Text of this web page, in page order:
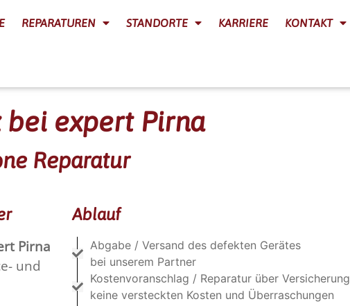
REPARATUREN STANDORTE KARRIERE KONTAKT
expert Pirna
Reparatur
Pirna
und
Ablauf
Abgabe / Versand des defekten Gerätes
bei unserem Partner
Kostenvoranschlag / Reparatur über Versicherung
keine versteckten Kosten und Überraschungen